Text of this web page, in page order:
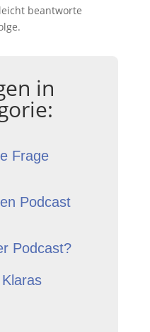
beantworte
in
Frage
Podcast
Podcast?